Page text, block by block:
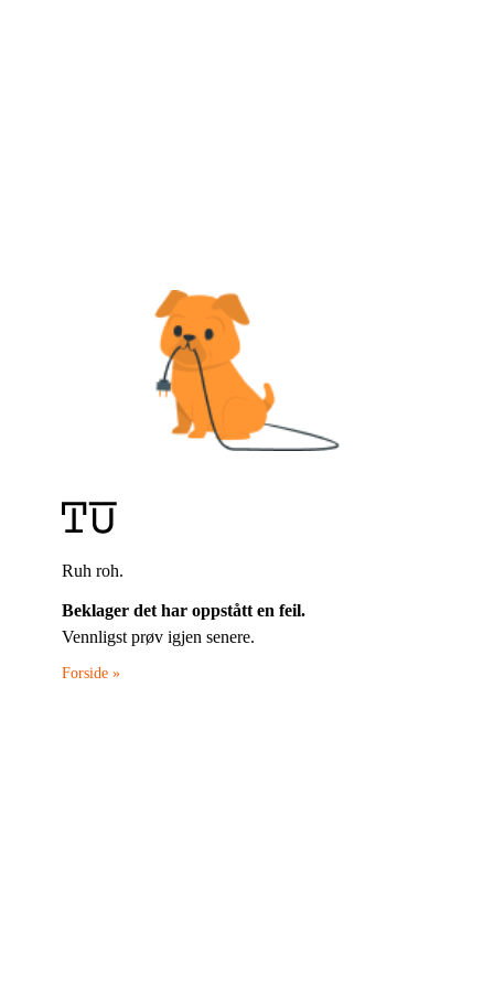
Ruh roh.
Beklager det har oppstått en feil.
Vennligst prøv igjen senere.
Forside »